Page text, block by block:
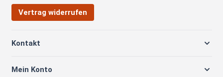
Vertrag widerrufen
Kontakt
Mein Konto